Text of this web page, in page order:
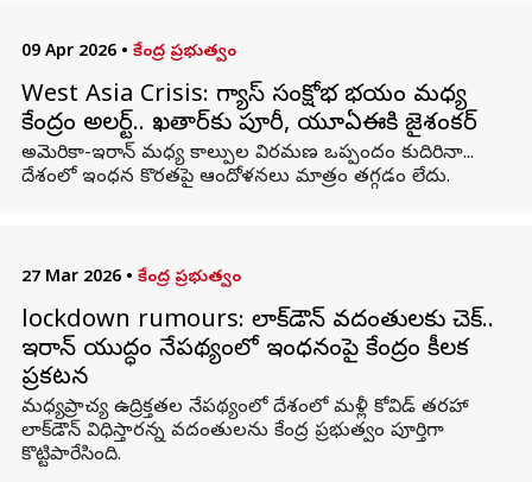
09 Apr 2026 • కేంద్ర ప్రభుత్వం
West Asia Crisis: గ్యాస్‌ సంక్షోభ భయం మధ్య
కేంద్రం అలర్ట్‌.. ఖతార్‌కు పూరీ, యూఏఈకి జైశంకర్
అమెరికా-ఇరాన్‌ మధ్య కాల్పుల విరమణ ఒప్పందం కుదిరినా...
దేశంలో ఇంధన కొరతపై ఆందోళనలు మాత్రం తగ్గడం లేదు.
27 Mar 2026 • కేంద్ర ప్రభుత్వం
lockdown rumours: లాక్‌డౌన్ వదంతులకు చెక్..
ఇరాన్ యుద్ధం నేపథ్యంలో ఇంధనంపై కేంద్రం కీలక
ప్రకటన
మధ్యప్రాచ్య ఉద్రిక్తతల నేపథ్యంలో దేశంలో మళ్లీ కోవిడ్ తరహా
లాక్‌డౌన్ విధిస్తారన్న వదంతులను కేంద్ర ప్రభుత్వం పూర్తిగా
కొట్టిపారేసింది.